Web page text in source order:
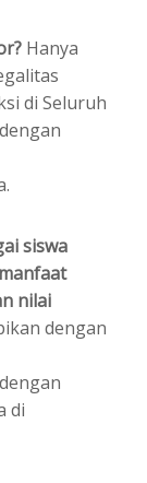
Hanya
di Seluruh
siswa
nilai
dengan
di